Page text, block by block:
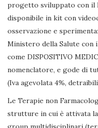
progetto sviluppato con il
disponibile in kit con
osservazione e
Ministero della Salute con
come DISPOSITIVO
nomenclatore, e gode di
(Iva agevolata 4%,
Le Terapie non
strutture in cui è attivata